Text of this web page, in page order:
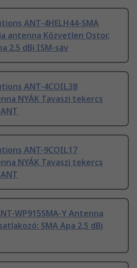
ANT-4HELH44-SMA
antenna Közvetlen Ostor,
2.5 dBi ISM-sáv
ANT-4COIL38
NYÁK Tavaszi tekercs
ANT-9COIL17
NYÁK Tavaszi tekercs
WP915SMA-Y Antenna
SMA Apa 2.5 dBi